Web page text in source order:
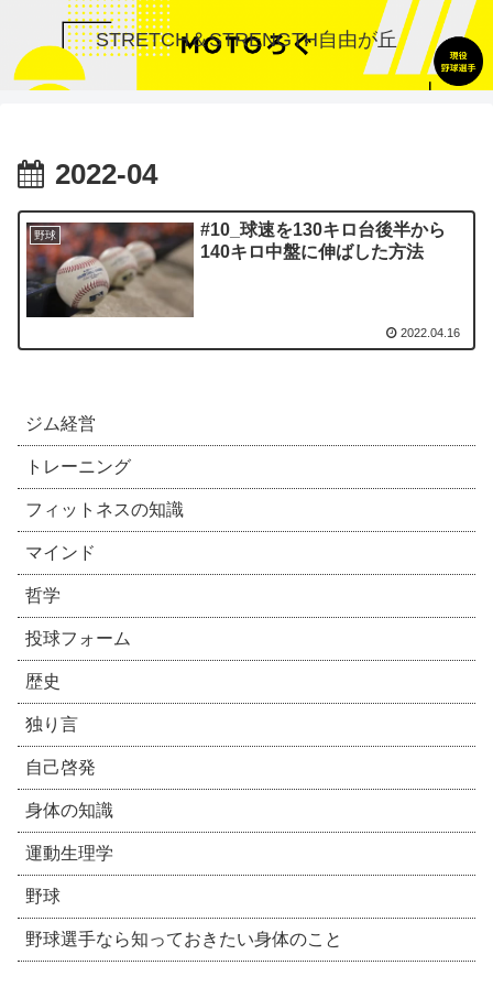
STRETCH＆STRENGTH自由が丘
2022-04
野球
#10_球速を130キロ台後半から
140キロ中盤に伸ばした方法
2022.04.16
ジム経営
トレーニング
フィットネスの知識
マインド
哲学
投球フォーム
歴史
独り言
自己啓発
身体の知識
運動生理学
野球
野球選手なら知っておきたい身体のこと